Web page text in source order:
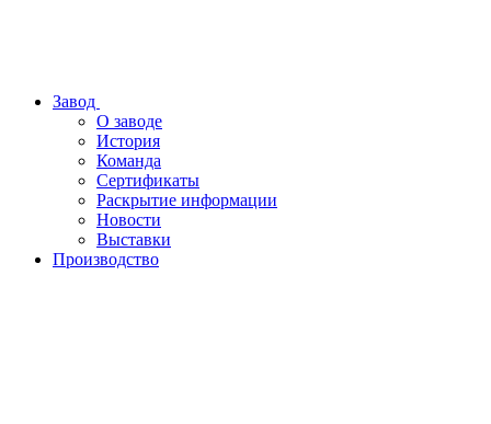
Завод
О заводе
История
Команда
Сертификаты
Раскрытие информации
Новости
Выставки
Производство